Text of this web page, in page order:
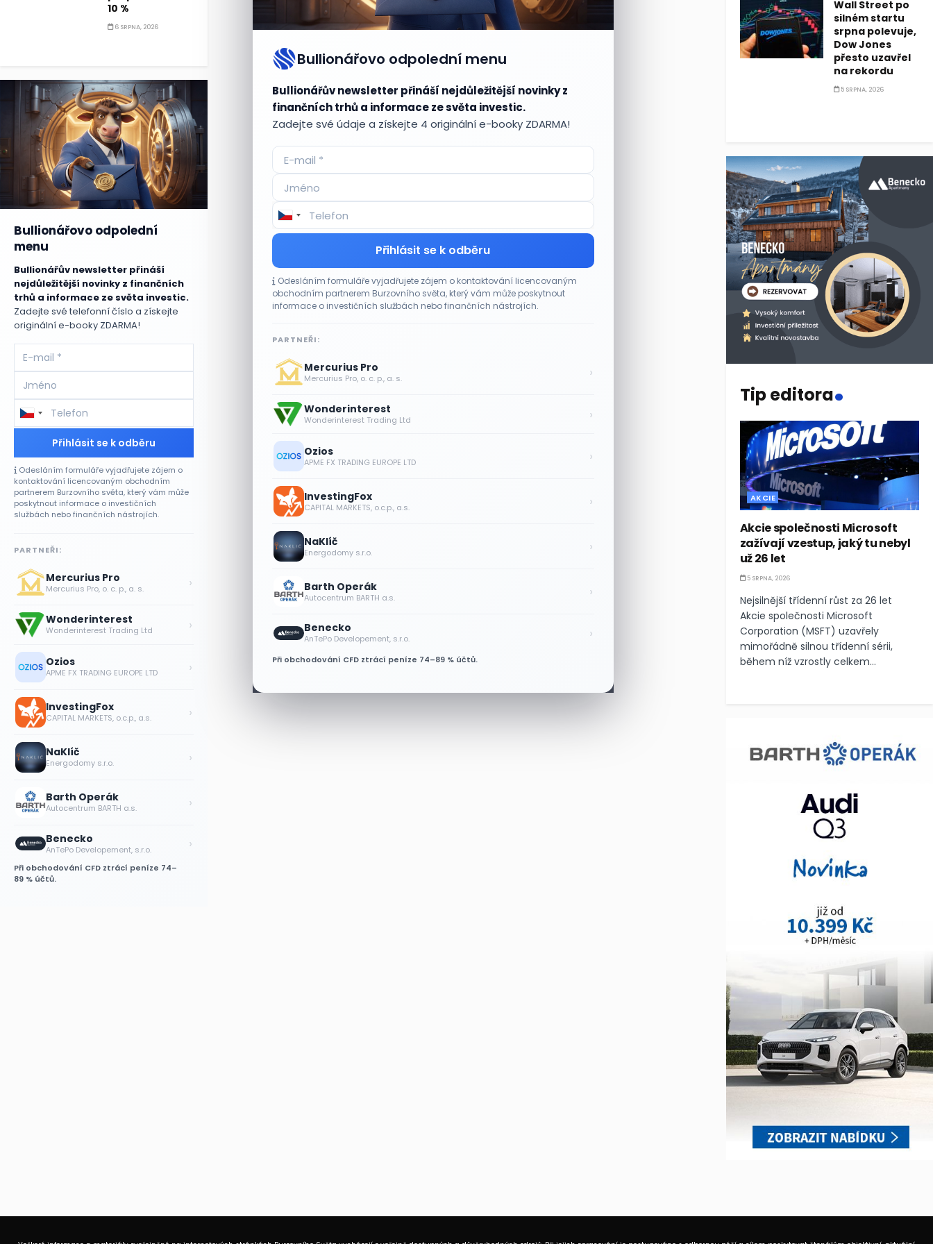
Bullionářovo odpolední menu
Bullionářův newsletter přináší nejdůležitější novinky z
finančních trhů a informace ze světa investic.
Zadejte své údaje a získejte 4 originální e-booky ZDARMA!
Přihlásit se k odběru
Odesláním formuláře vyjadřujete zájem o kontaktování licencovaným
obchodním partnerem Burzovního světa, který vám může poskytnout
informace o investičních službách nebo finančních nástrojích.
PARTNEŘI:
Mercurius Pro
Mercurius Pro, o. c. p., a. s. ›
Wonderinterest
Wonderinterest Trading Ltd ›
Ozios
APME FX TRADING EUROPE LTD ›
InvestingFox
CAPITAL MARKETS, o.c.p., a.s. ›
NaKlíč
Energodomy s.r.o. ›
Barth Operák
Autocentrum BARTH a.s. ›
Benecko
AnTePo Developement, s.r.o. ›
Při obchodování CFD ztrácí peníze 74–89 % účtů.
10 %
6 SRPNA, 2026
Bullionářovo odpolední
menu
Bullionářův newsletter přináší
nejdůležitější novinky z finančních
trhů a informace ze světa investic.
Zadejte své telefonní číslo a získejte
originální e-booky ZDARMA!
Přihlásit se k odběru
Odesláním formuláře vyjadřujete zájem o
kontaktování licencovaným obchodním
partnerem Burzovního světa, který vám může
poskytnout informace o investičních
službách nebo finančních nástrojích.
PARTNEŘI:
Mercurius Pro
Mercurius Pro, o. c. p., a. s. ›
Wonderinterest
Wonderinterest Trading Ltd ›
Ozios
APME FX TRADING EUROPE LTD ›
InvestingFox
CAPITAL MARKETS, o.c.p., a.s. ›
NaKlíč
Energodomy s.r.o. ›
Barth Operák
Autocentrum BARTH a.s. ›
Benecko
AnTePo Developement, s.r.o. ›
Při obchodování CFD ztrácí peníze 74–
89 % účtů.
Wall Street po
silném startu
srpna polevuje,
Dow Jones
přesto uzavřel
na rekordu
5 SRPNA, 2026
Tip editora.
AKCIE
Akcie společnosti Microsoft
zažívají vzestup, jaký tu nebyl
už 26 let
5 SRPNA, 2026
Nejsilnější třídenní růst za 26 let
Akcie společnosti Microsoft
Corporation (MSFT) uzavřely
mimořádně silnou třídenní sérii,
během níž vzrostly celkem...